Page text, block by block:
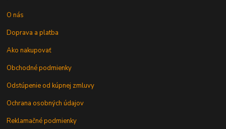
O nás
Doprava a platba
Ako nakupovať
Obchodné podmienky
Odstúpenie od kúpnej zmluvy
Ochrana osobných údajov
Reklamačné podmienky